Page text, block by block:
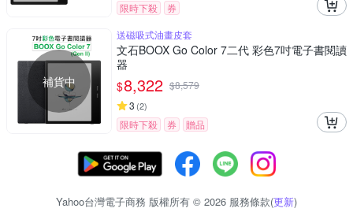
限時下殺 券
補貨中
送磁吸式油畫皮套
文石BOOX Go Color 7二代 彩色7吋電子書閱讀
器
$8,322 $8,579
3 (2)
限時下殺 券 贈品
Yahoo台灣電子商務 版權所有 © 2026 服務條款(更新)